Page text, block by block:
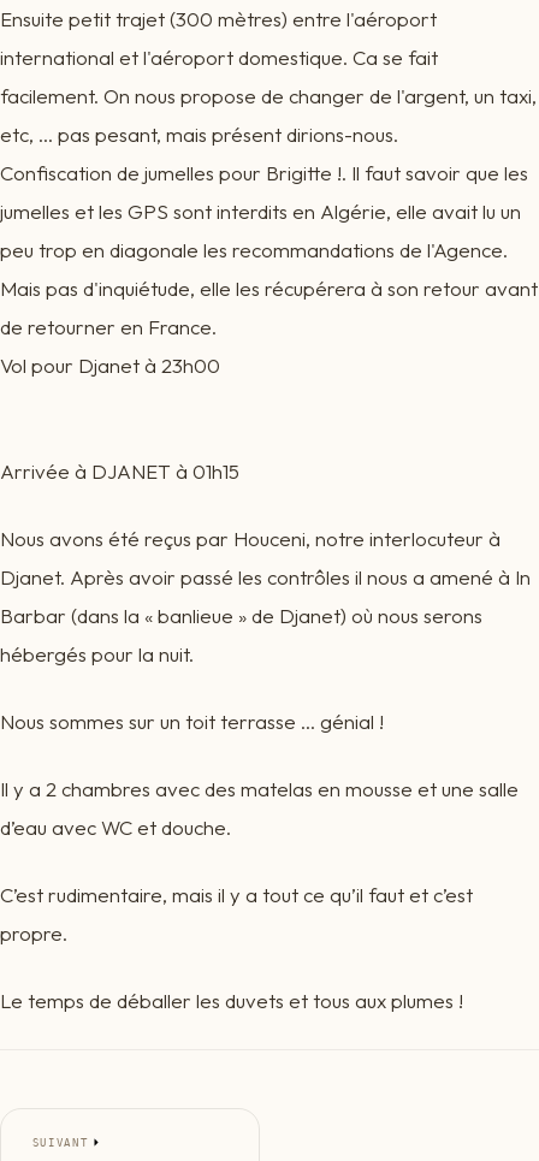
Ensuite petit trajet (300 mètres) entre l'aéroport
international et l'aéroport domestique. Ca se fait
facilement. On nous propose de changer de l'argent, un taxi,
etc, ... pas pesant, mais présent dirions-nous.
Confiscation de jumelles pour Brigitte !. Il faut savoir que les
jumelles et les GPS sont interdits en Algérie, elle avait lu un
peu trop en diagonale les recommandations de l'Agence.
Mais pas d'inquiétude, elle les récupérera à son retour avant
de retourner en France.
Vol pour Djanet à 23h00
Arrivée à DJANET à 01h15
Nous avons été reçus par Houceni, notre interlocuteur à
Djanet. Après avoir passé les contrôles il nous a amené à In
Barbar (dans la « banlieue » de Djanet) où nous serons
hébergés pour la nuit.
Nous sommes sur un toit terrasse … génial !
Il y a 2 chambres avec des matelas en mousse et une salle
d’eau avec WC et douche.
C’est rudimentaire, mais il y a tout ce qu’il faut et c’est
propre.
Le temps de déballer les duvets et tous aux plumes !
SUIVANT